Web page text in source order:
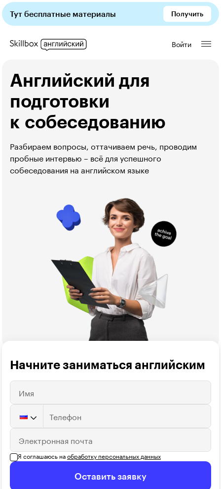
Тут бесплатные материалы Получить
Войти
Английский для
подготовки
к собеседованию
Разбираем вопросы, оттачиваем речь, проводим
пробные интервью – всё для успешного
собеседования на английском языке
Начните заниматься английским
Имя
Телефон
Электронная почта
Я соглашаюсь наобработку персональных данных
Оставить заявку